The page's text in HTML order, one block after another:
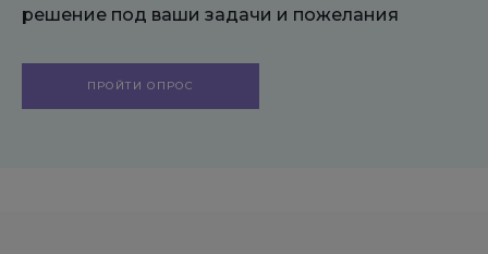
решение под ваши задачи и пожелания
ПРОЙТИ ОПРОС